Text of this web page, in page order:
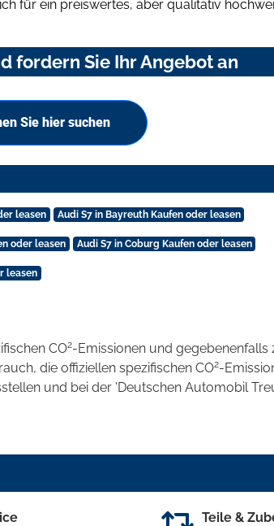
für ein preiswertes, aber qualitativ
fordern Sie Ihr Angebot an
Sie hier suchen
leasen Audi S7 in Bayreuth Kaufen oder leasen
oder leasen Audi S7 in Coburg Kaufen oder leasen
leasen
CO2-Emissionen und gegebenenfalls
die offiziellen spezifischen CO2-
und bei der 'Deutschen Automobil
Teile &